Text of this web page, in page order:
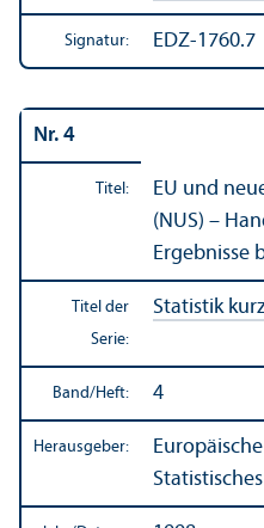
Signatur: EDZ-1760.7
Nr. 4
Titel:
EU und
(NUS) –
Ergebnisse
Titel der
Serie:
Statistik
Band/Heft: 4
Herausgeber: